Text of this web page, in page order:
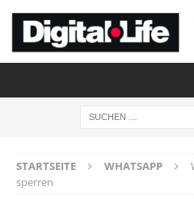
STARTSEITE WHATSAPP
sperren